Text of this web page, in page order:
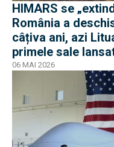
HIMARS se
România a
câțiva ani, azi
primele sale
06 MAI 2026